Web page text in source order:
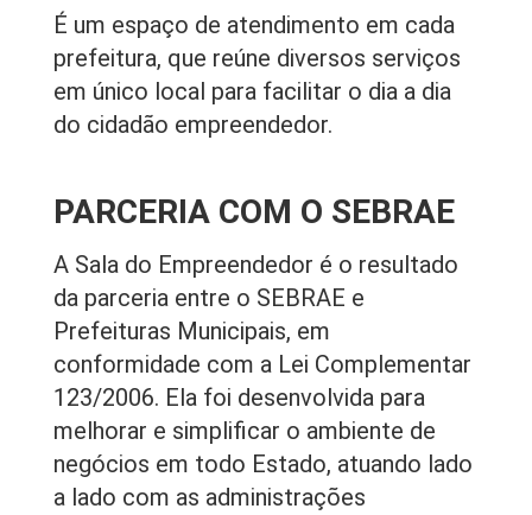
É um espaço de atendimento em cada
prefeitura, que reúne diversos serviços
em único local para facilitar o dia a dia
do cidadão empreendedor.
PARCERIA COM O SEBRAE
A Sala do Empreendedor é o resultado
da parceria entre o SEBRAE e
Prefeituras Municipais, em
conformidade com a Lei Complementar
123/2006. Ela foi desenvolvida para
melhorar e simplificar o ambiente de
negócios em todo Estado, atuando lado
a lado com as administrações